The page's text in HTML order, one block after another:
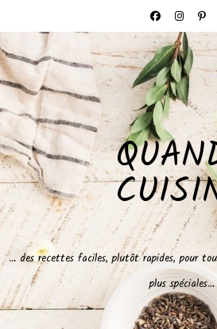
… des recettes faciles, plutôt rapides, pour
plus